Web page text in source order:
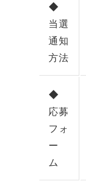
◆
当選
通知
方法
◆
応募
フォ
ー
ム